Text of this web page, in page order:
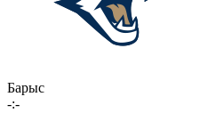
Барыс
-:-